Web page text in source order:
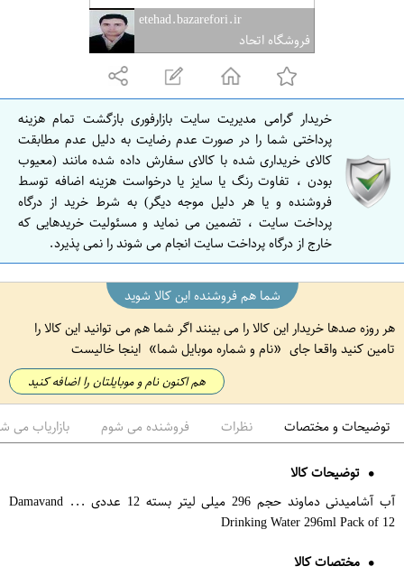
ا
ص
ف
ه
ا
ن
etehad.bazarefori.ir
فروشگاه اتحاد
خریدار گرامی مدیریت سایت بازارفوری بازگشت تمام هزینه
پرداختی شما را در صورت عدم رضایت به دلیل عدم مطابقت
کالای خریداری شده با کالای سفارش داده شده مانند (معیوب
بودن ، تفاوت رنگ یا سایز یا درخواست هزینه اضافه توسط
فروشنده و یا هر دلیل موجه دیگر) به شرط خرید از درگاه
پرداخت سایت ، تضمین می نماید و مسئولیت خریدهایی که
خارج از درگاه پرداخت سایت انجام می شوند را نمی پذیرد.
شما هم فروشنده این کالا شوید
هر روزه صدها خریدار این کالا را می بینند اگر شما هم می توانید این کالا را
تامین کنید واقعا جای
نام و شماره موبایل شما اینجا خالیست
هم اکنون نام و موبایلتان را اضافه کنید
توضیحات و مختصات نظرات فروشنده می شوم بازاریاب می
توضیحات کالا
آب آشامیدنی دماوند حجم 296 میلی لیتر بسته 12 عددی ... Damavand
Drinking Water 296ml Pack of 12
مختصات کالا